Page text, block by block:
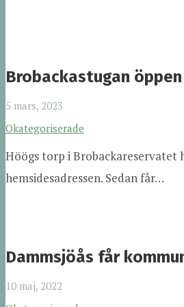
Brobackastugan öppen
5 mars, 2023
Okategoriserade
Höögs torp i Brobackareservatet
hemsidesadressen. Sedan får…
Dammsjöås får
10 maj, 2022